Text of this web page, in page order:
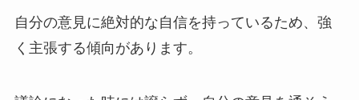
自分の意見に絶対的な自信を持っているため、強
く主張する傾向があります。